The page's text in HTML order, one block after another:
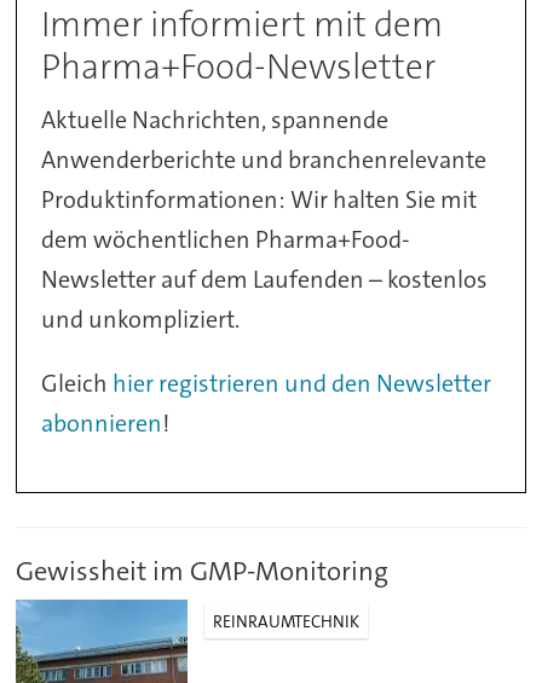
Immer informiert mit dem
Pharma+Food-Newsletter
Aktuelle Nachrichten, spannende
Anwenderberichte und branchenrelevante
Produktinformationen: Wir halten Sie mit
dem wöchentlichen Pharma+Food-
Newsletter auf dem Laufenden – kostenlos
und unkompliziert.
Gleich hier registrieren und den Newsletter
abonnieren!
Gewissheit im GMP-Monitoring
REINRAUMTECHNIK